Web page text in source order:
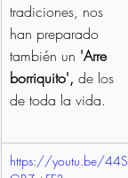
tradiciones, nos
han preparado
también un 'Arre
borriquito', de los
de toda la vida.
https://youtu.be/44S